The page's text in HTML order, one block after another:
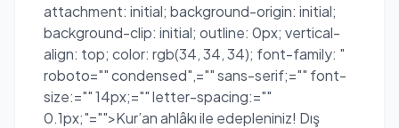
attachment: initial; background-origin: initial;
background-clip: initial; outline: 0px; vertical-
align: top; color: rgb(34, 34, 34); font-family: "
roboto="" condensed",="" sans-serif;="" font-
size:="" 14px;="" letter-spacing:=""
0.1px;"="">Kur’an ahlâkı ile edepleniniz! Dış